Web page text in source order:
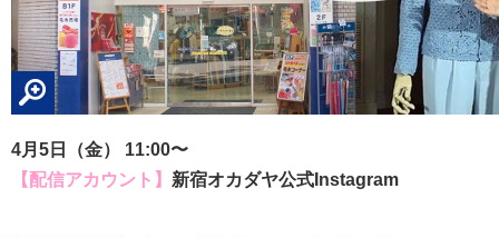
4月5日（金） 11:00〜
【配信アカウント】 新宿オカダヤ公式Instagram